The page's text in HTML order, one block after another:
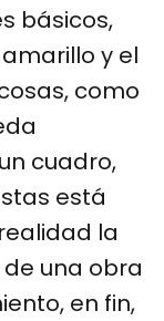
básicos,
y el
como
cuadro,
está
la
una obra
en fin,